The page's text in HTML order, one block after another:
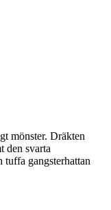
mönster. Dräkten
den svarta
gangsterhattan